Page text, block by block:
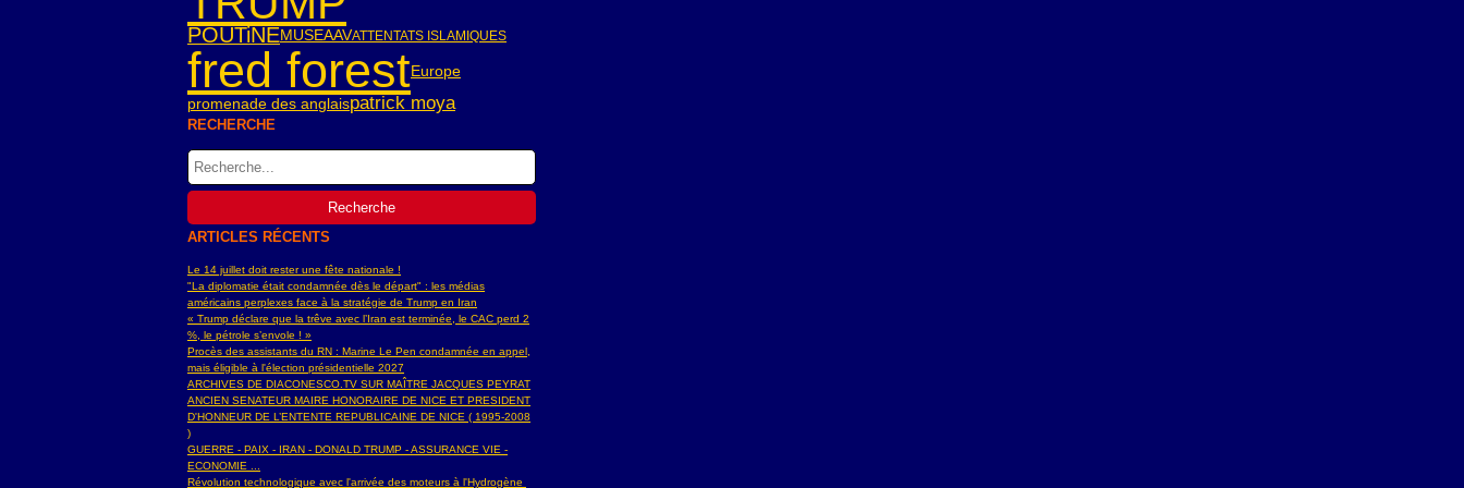
POUTiNEMUSEAAVATTENTATS ISLAMIQUES
fred forestEurope
promenade des anglaispatrick moya
RECHERCHE
ARTICLES RÉCENTS
Le 14 juillet doit rester une fête nationale !
"La diplomatie était condamnée dès le départ" : les médias
américains perplexes face à la stratégie de Trump en Iran
« Trump déclare que la trêve avec l’Iran est terminée, le CAC perd 2
%, le pétrole s’envole ! »
Procès des assistants du RN : Marine Le Pen condamnée en appel,
mais éligible à l'élection présidentielle 2027
ARCHIVES DE DIACONESCO.TV SUR MAÎTRE JACQUES PEYRAT
ANCIEN SENATEUR MAIRE HONORAIRE DE NICE ET PRESIDENT
D'HONNEUR DE L’ENTENTE REPUBLICAINE DE NICE ( 1995-2008
)
GUERRE - PAIX - IRAN - DONALD TRUMP - ASSURANCE VIE -
ECONOMIE ...
Révolution technologique avec l'arrivée des moteurs à l'Hydrogène